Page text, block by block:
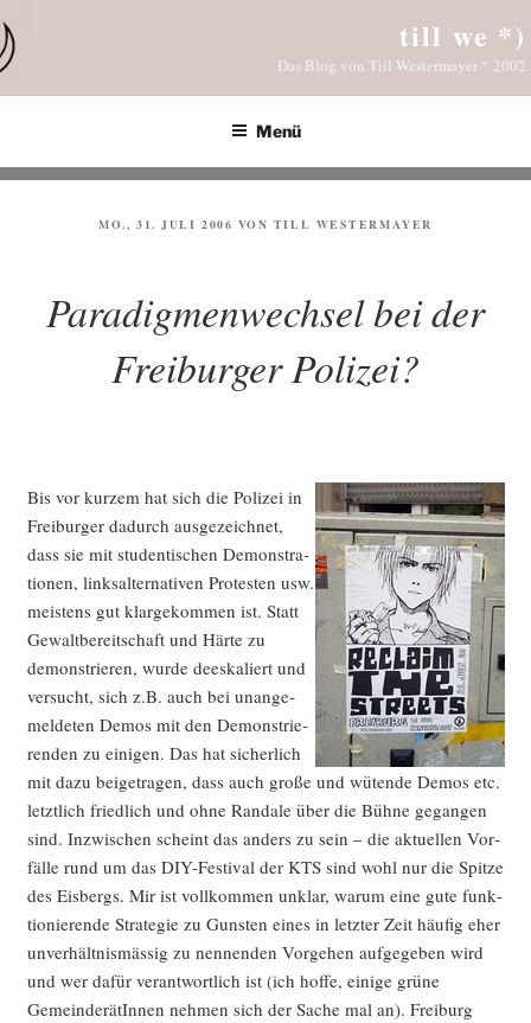
Inhalt
springen
till we *)
Das Blog von Till Westermayer * 2002
Menü
VERÖFFENTLICHT
MO., 31. JULI 2006 VON TILL WESTERMAYER
Paradigmenwechsel bei der
Freiburger Polizei?
Bis vor kur­zem hat sich die Poli­zei in
Frei­bur­ger dadurch aus­ge­zeich­net,
dass sie mit stu­den­ti­schen Demons­tra­
tio­nen, links­al­ter­na­ti­ven Pro­tes­ten usw.
meis­tens gut klar­ge­kom­men ist. Statt
Gewalt­be­reit­schaft und Här­te zu
demons­trie­ren, wur­de dees­ka­liert und
ver­sucht, sich z.B. auch bei unan­ge­
mel­de­ten Demos mit den Demons­trie­
ren­den zu eini­gen. Das hat sicher­lich
mit dazu bei­getra­gen, dass auch gro­ße und wüten­de Demos etc.
letzt­lich fried­lich und ohne Ran­da­le über die Büh­ne gegan­gen
sind. Inzwi­schen scheint das anders zu sein – die aktu­el­len Vor­
fäl­le rund um das DIY-Fes­ti­val der KTS sind wohl nur die Spit­ze
des Eis­bergs. Mir ist voll­kom­men unklar, war­um eine gute funk­
tio­nie­ren­de Stra­te­gie zu Guns­ten eines in letz­ter Zeit häu­fig eher
unver­hält­nis­mäs­sig zu nen­nen­den Vor­ge­hen auf­ge­ge­ben wird
und wer dafür ver­ant­wort­lich ist (ich hof­fe, eini­ge grü­ne
Gemein­de­rä­tIn­nen neh­men sich der Sache mal an). Frei­burg